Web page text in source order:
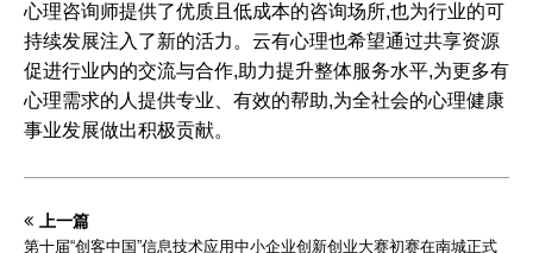
心理咨询师提供了优质且低成本的咨询场所,也为行业的可
持续发展注入了新的活力。云有心理也希望通过共享资源
促进行业内的交流与合作,助力提升整体服务水平,为更多有
心理需求的人提供专业、有效的帮助,为全社会的心理健康
事业发展做出积极贡献。
上一篇
第十届“创客中国”信息技术应用中小企业创新创业大赛初赛在南城正式